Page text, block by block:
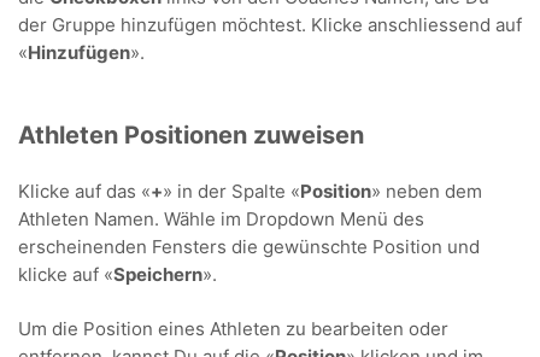
der Gruppe hinzufügen möchtest. Klicke anschliessend auf
«Hinzufügen».
Athleten Positionen zuweisen
Klicke auf das «+» in der Spalte «Position» neben dem
Athleten Namen. Wähle im Dropdown Menü des
erscheinenden Fensters die gewünschte Position und
klicke auf «Speichern».
Um die Position eines Athleten zu bearbeiten oder